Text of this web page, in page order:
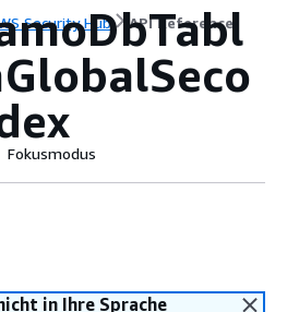
Security Hub API Reference
Fokusmodus
in Ihre Sprache